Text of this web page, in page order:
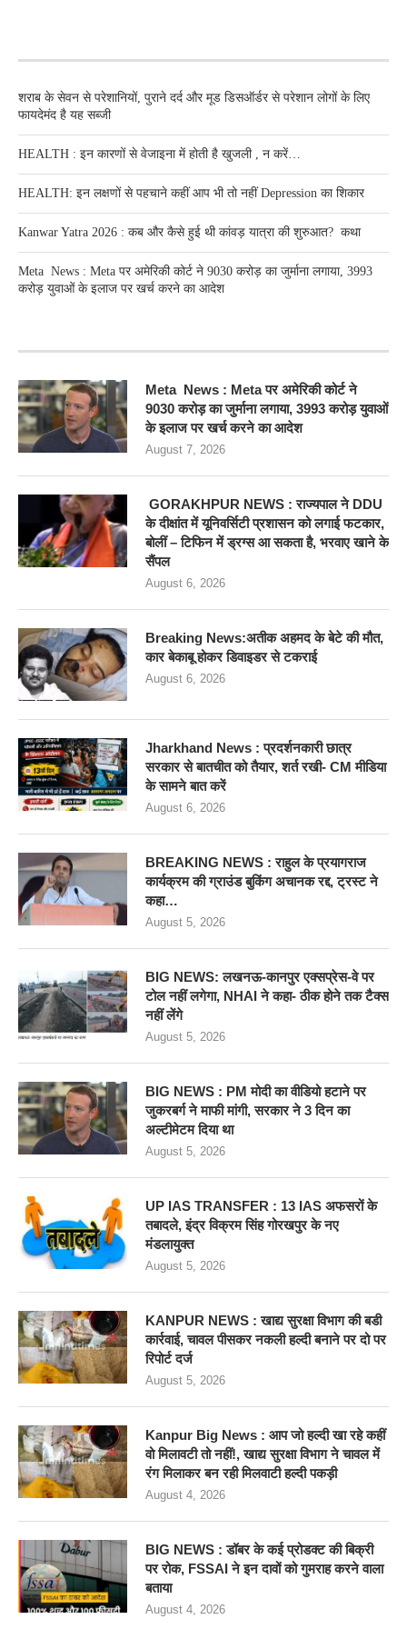
शराब के सेवन से परेशानियों, पुराने दर्द और मूड डिसऑर्डर से परेशान लोगों के लिए
फायदेमंद है यह सब्जी
HEALTH : इन कारणों से वेजाइना में होती है खुजली , न करें…
HEALTH: इन लक्षणों से पहचाने कहीं आप भी तो नहीं Depression का शिकार
Kanwar Yatra 2026 : कब और कैसे हुई थी कांवड़ यात्रा की शुरुआत? कथा
Meta News : Meta पर अमेरिकी कोर्ट ने 9030 करोड़ का जुर्माना लगाया, 3993
करोड़ युवाओं के इलाज पर खर्च करने का आदेश
Meta News : Meta पर अमेरिकी कोर्ट ने
9030 करोड़ का जुर्माना लगाया, 3993 करोड़ युवाओं
के इलाज पर खर्च करने का आदेश
August 7, 2026
GORAKHPUR NEWS : राज्यपाल ने DDU
के दीक्षांत में यूनिवर्सिटी प्रशासन को लगाई फटकार,
बोलीं – टिफिन में ड्रग्स आ सकता है, भरवाए खाने के
सैंपल
August 6, 2026
Breaking News:अतीक अहमद के बेटे की मौत,
कार बेकाबू होकर डिवाइडर से टकराई
August 6, 2026
Jharkhand News : प्रदर्शनकारी छात्र
सरकार से बातचीत को तैयार, शर्त रखी- CM मीडिया
के सामने बात करें
August 6, 2026
BREAKING NEWS : राहुल के प्रयागराज
कार्यक्रम की ग्राउंड बुकिंग अचानक रद्द, ट्रस्ट ने
कहा…
August 5, 2026
BIG NEWS: लखनऊ-कानपुर एक्सप्रेस-वे पर
टोल नहीं लगेगा, NHAI ने कहा- ठीक होने तक टैक्स
नहीं लेंगे
August 5, 2026
BIG NEWS : PM मोदी का वीडियो हटाने पर
जुकरबर्ग ने माफी मांगी, सरकार ने 3 दिन का
अल्टीमेटम दिया था
August 5, 2026
UP IAS TRANSFER : 13 IAS अफसरों के
तबादले, इंद्र विक्रम सिंह गोरखपुर के नए
मंडलायुक्त
August 5, 2026
KANPUR NEWS : खाद्य सुरक्षा विभाग की बडी
कार्रवाई, चावल पीसकर नकली हल्दी बनाने पर दो पर
रिपोर्ट दर्ज
August 5, 2026
Kanpur Big News : आप जो हल्दी खा रहे कहीं
वो मिलावटी तो नहीं!, खाद्य सुरक्षा विभाग ने चावल में
रंग मिलाकर बन रही मिलवाटी हल्दी पकड़ी
August 4, 2026
BIG NEWS : डॉबर के कई प्रोडक्ट की बिक्री
पर रोक, FSSAI ने इन दावों को गुमराह करने वाला
बताया
August 4, 2026